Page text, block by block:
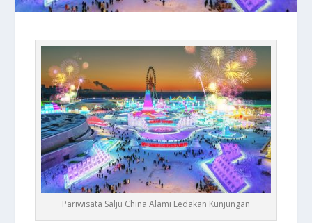
Pariwisata Salju China Alami Ledakan Kunjungan